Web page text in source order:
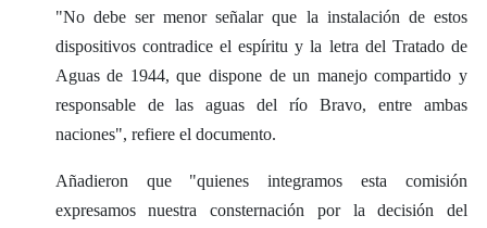
"No debe ser menor señalar que la instalación de estos
dispositivos contradice el espíritu y la letra del Tratado de
Aguas de 1944, que dispone de un manejo compartido y
responsable de las aguas del río Bravo, entre ambas
naciones", refiere el documento.
Añadieron que "quienes integramos esta comisión
expresamos nuestra consternación por la decisión del